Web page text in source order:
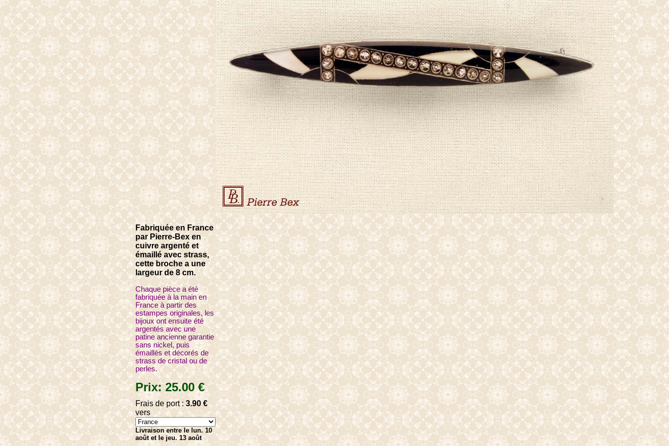
Fabriquée en France
par Pierre-Bex en
cuivre argenté et
émaillé avec strass,
cette broche a une
largeur de 8 cm.
Chaque pièce a été
fabriquée à la main en
France à partir des
estampes originales, les
bijoux ont ensuite été
argentés avec une
patine ancienne garantie
sans nickel, puis
émaillés et décorés de
strass de cristal ou de
perles.
Prix:25.00€
Frais de port : 3.90€
vers
Livraison entre le lun. 10
août et le jeu. 13 août